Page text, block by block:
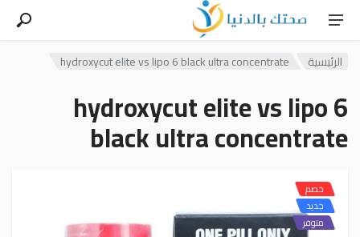
الرئيسية hydroxycut elite vs lipo 6 black ultra concentrate
hydroxycut elite vs lipo 6
black ultra concentrate
خصم
جديد
متوفر